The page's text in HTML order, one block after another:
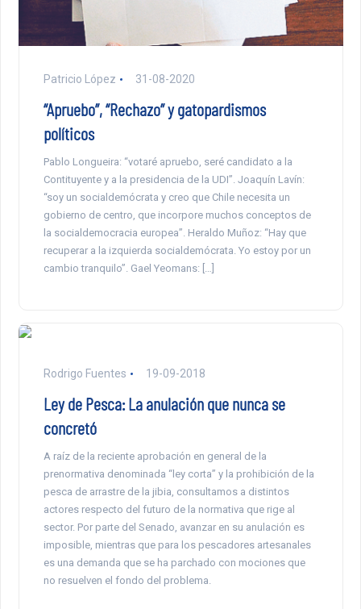
Patricio López 31-08-2020
“Apruebo”, “Rechazo” y gatopardismos
políticos
Pablo Longueira: “votaré apruebo, seré candidato a la
Contituyente y a la presidencia de la UDI”. Joaquín Lavín:
“soy un socialdemócrata y creo que Chile necesita un
gobierno de centro, que incorpore muchos conceptos de
la socialdemocracia europea”. Heraldo Muñoz: “Hay que
recuperar a la izquierda socialdemócrata. Yo estoy por un
cambio tranquilo”. Gael Yeomans: […]
Rodrigo Fuentes 19-09-2018
Ley de Pesca: La anulación que nunca se
concretó
A raíz de la reciente aprobación en general de la
prenormativa denominada “ley corta” y la prohibición de la
pesca de arrastre de la jibia, consultamos a distintos
actores respecto del futuro de la normativa que rige al
sector. Por parte del Senado, avanzar en su anulación es
imposible, mientras que para los pescadores artesanales
es una demanda que se ha parchado con mociones que
no resuelven el fondo del problema.